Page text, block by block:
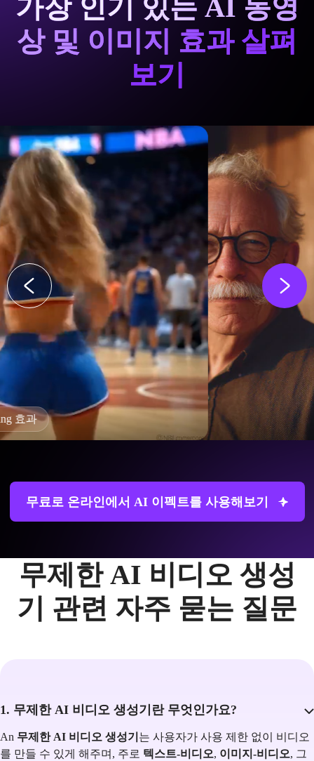
가장 인기 있는 AI 동영
상 및 이미지 효과 살펴
보기
AI 나이 필터
무료로 온라인에서 AI 이펙트를 사용해보기
무제한 AI 비디오 생성
기 관련 자주 묻는 질문
1. 무제한 AI 비디오 생성기란 무엇인가요?
An 무제한 AI 비디오 생성기 는 사용자가 사용 제한 없이 비디오
를 만들 수 있게 해주며, 주로 텍스트-비디오, 이미지-비디오, 그